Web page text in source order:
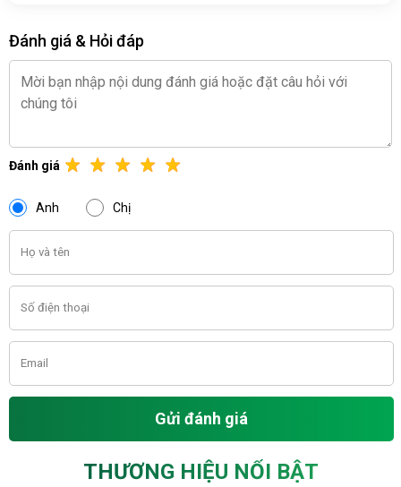
Đánh giá & Hỏi đáp
Đánh giá
Anh Chị
Gửi đánh giá
THƯƠNG HIỆU NỔI BẬT